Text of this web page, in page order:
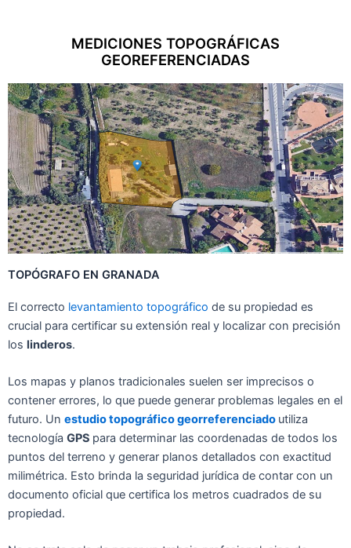
MEDICIONES TOPOGRÁFICAS
GEOREFERENCIADAS
TOPÓGRAFO EN GRANADA
El correcto levantamiento topográfico de su propiedad es
crucial para certificar su extensión real y localizar con precisión
los linderos.
Los mapas y planos tradicionales suelen ser imprecisos o
contener errores, lo que puede generar problemas legales en el
futuro. Un estudio topográfico georreferenciado utiliza
tecnología GPS para determinar las coordenadas de todos los
puntos del terreno y generar planos detallados con exactitud
milimétrica. Esto brinda la seguridad jurídica de contar con un
documento oficial que certifica los metros cuadrados de su
propiedad.